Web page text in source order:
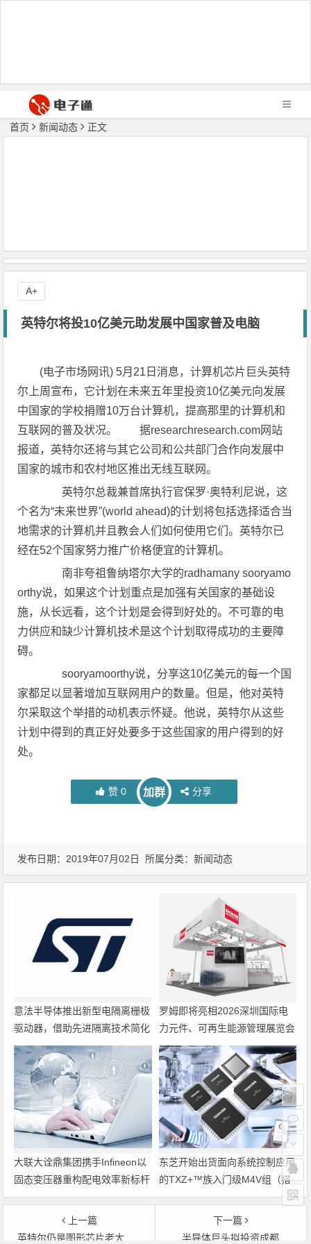
首页 新闻动态 正文
英特尔将投10亿美元助发展中国家普及电脑
(电子市场网讯) 5月21日消息，计算机芯片巨头英特
尔上周宣布，它计划在未来五年里投资10亿美元向发展
中国家的学校捐赠10万台计算机，提高那里的计算机和
互联网的普及状况。 据researchresearch.com网站
报道，英特尔还将与其它公司和公共部门合作向发展中
国家的城市和农村地区推出无线互联网。
英特尔总裁兼首席执行官保罗·奥特利尼说，这
个名为“未来世界”(world ahead)的计划将包括选择适合当
地需求的计算机并且教会人们如何使用它们。英特尔已
经在52个国家努力推广价格便宜的计算机。
南非夸祖鲁纳塔尔大学的radhamany sooryamo
orthy说，如果这个计划重点是加强有关国家的基础设
施，从长远看，这个计划是会得到好处的。不可靠的电
力供应和缺少计算机技术是这个计划取得成功的主要障
碍。
sooryamoorthy说，分享这10亿美元的每一个国
家都足以显著增加互联网用户的数量。但是，他对英特
尔采取这个举措的动机表示怀疑。他说，英特尔从这些
计划中得到的真正好处要多于这些国家的用户得到的好
处。
赞 0 加群 分享
A+
发布日期：2019年07月02日 所属分类：新闻动态
意法半导体推出新型电隔离栅极
驱动器，借助先进隔离技术简化
电源设计
罗姆即将亮相2026深圳国际电
力元件、可再生能源管理展览会
暨研讨会
大联大诠鼎集团携手Infineon以
固态变压器重构配电效率新标杆
东芝开始出货面向系统控制应用
的TXZ+™族入门级M4V组（搭
载Arm Cortex‑M4内核的标准微
控制器）工程样品
上一篇
英特尔仍是图形芯片老大 但面临ATi公司挑战
下一篇
半导体巨头拟投资成都